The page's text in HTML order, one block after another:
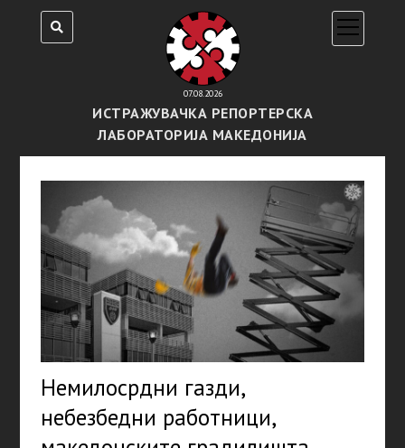
07.08.2026
ИСТРАЖУВАЧКА РЕПОРТЕРСКА
ЛАБОРАТОРИЈА МАКЕДОНИЈА
open
menu
Немилосрдни газди,
небезбедни работници,